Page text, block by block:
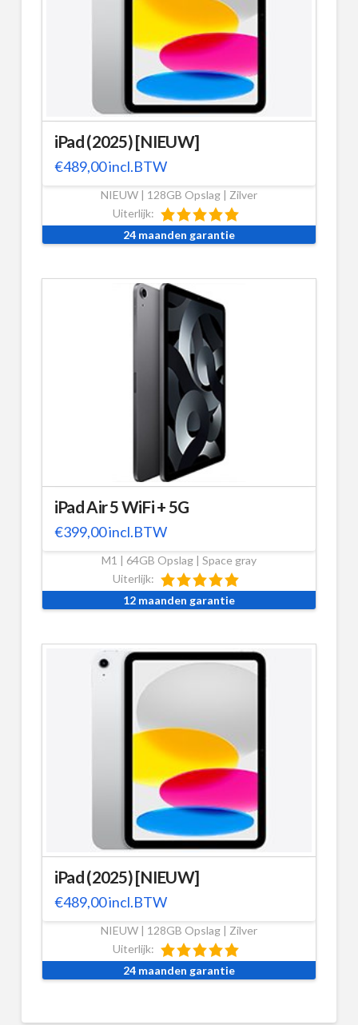
iPad (2025) [NIEUW]
€489,00incl.BTW
NIEUW | 128GB Opslag | Zilver
Uiterlijk:
24 maanden garantie
iPad Air 5 WiFi + 5G
€399,00incl.BTW
M1 | 64GB Opslag | Space gray
Uiterlijk:
12 maanden garantie
iPad (2025) [NIEUW]
€489,00incl.BTW
NIEUW | 128GB Opslag | Zilver
Uiterlijk:
24 maanden garantie